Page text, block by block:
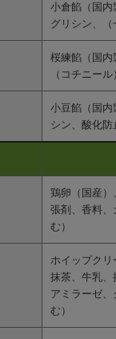
小倉餡（国内
グリシン、（
桜練餡（国内
（コチニー
小豆餡（国内
シン、酸化防
鶏卵（国産）
張剤、香料、
む）
ホイップクリ
抹茶、牛乳、
アミラーゼ
む）